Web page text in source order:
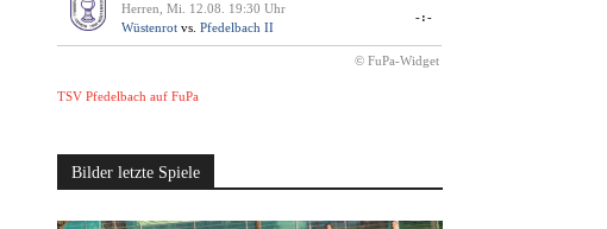
Herren, Mi. 12.08. 19:30 Uhr
Wüstenrot vs. Pfedelbach II
-:-
© FuPa-Widget
TSV Pfedelbach auf FuPa
Bilder letzte Spiele